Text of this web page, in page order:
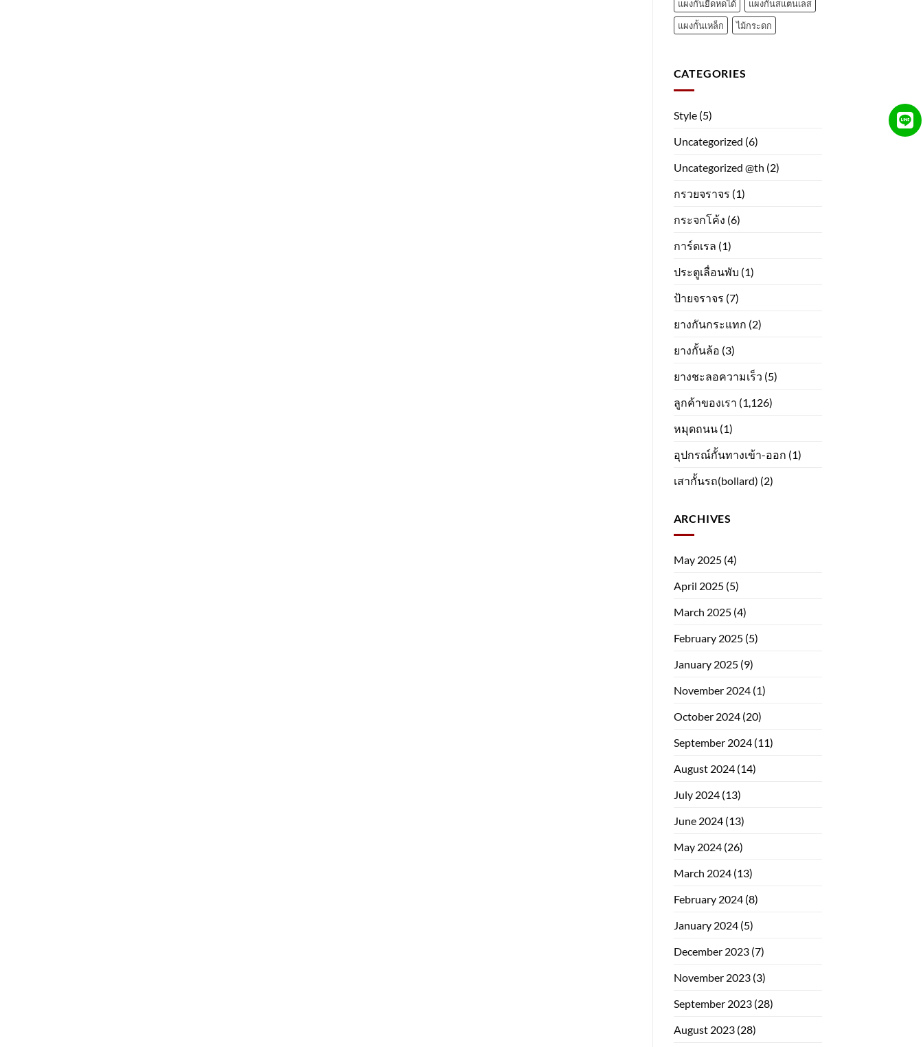
แผงกั้นยืดหดได้
แผงกั้นสแตนเลส
แผงกั้นเหล็ก
ไม้กระดก
CATEGORIES
Style(5)
Uncategorized (6)
Uncategorized @th (2)
กรวยจราจร (1)
กระจกโค้ง (6)
การ์ดเรล (1)
ประตูเลื่อนพับ (1)
ป้ายจราจร (7)
ยางกันกระแทก (2)
ยางกั้นล้อ (3)
ยางชะลอความเร็ว (5)
ลูกค้าของเรา (1,126)
หมุดถนน(1)
อุปกรณ์กั้นทางเข้า-ออก (1)
เสากั้นรถ(bollard) (2)
ARCHIVES
May 2025(4)
April 2025(5)
March 2025(4)
February 2025(5)
January 2025(9)
November 2024(1)
October 2024(20)
September 2024(11)
August 2024(14)
July 2024(13)
June 2024(13)
May 2024(26)
March 2024(13)
February 2024(8)
January 2024(5)
December 2023(7)
November 2023(3)
September 2023(28)
August 2023(28)